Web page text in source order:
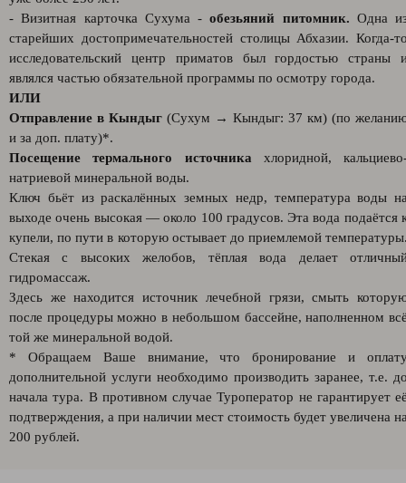
- Визитная карточка Сухума -обезьяний питомник. Одна
старейших достопримечательностей столицы Абхазии. Когда-
исследовательский центр приматов был гордостью страны
являлся частью обязательной программы по осмотру города.
ИЛИ
Отправление в Кындыг (Сухум → Кындыг: 37 км) (по
и за доп. плату)*.
Посещение термального источника хлоридной,
натриевой минеральной воды.
Ключ бьёт из раскалённых земных недр, температура воды
выходе очень высокая — около 100 градусов. Эта вода подаётся
купели, по пути в которую остывает до приемлемой
Стекая с высоких желобов, тёплая вода делает
гидромассаж.
Здесь же находится источник лечебной грязи, смыть
после процедуры можно в небольшом бассейне, наполненном
той же минеральной водой.
* Обращаем Ваше внимание, что бронирование и
дополнительной услуги необходимо производить заранее, т.е.
начала тура. В противном случае Туроператор не гарантирует
подтверждения, а при наличии мест стоимость будет увеличена
200 рублей.